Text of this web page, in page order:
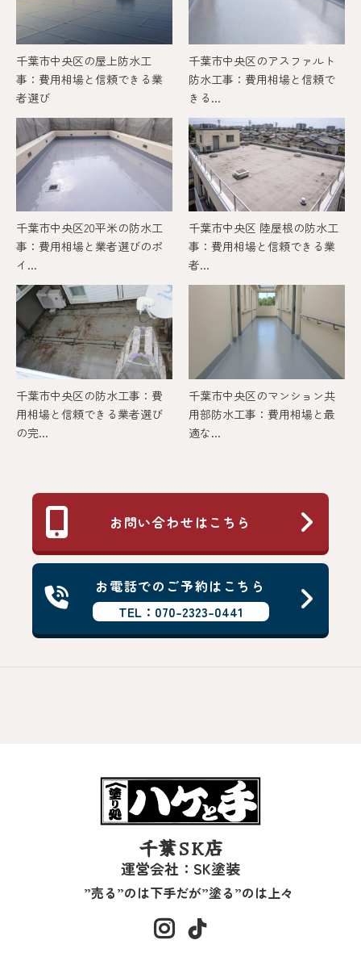
千葉市中央区の屋上防水工
事：費用相場と信頼できる業
者選び
千葉市中央区のアスファルト
防水工事：費用相場と信頼で
きる...
千葉市中央区20平米の防水工
事：費用相場と業者選びのポ
イ...
千葉市中央区 陸屋根の防水工
事：費用相場と信頼できる業
者...
千葉市中央区の防水工事：費
用相場と信頼できる業者選び
の完...
千葉市中央区のマンション共
用部防水工事：費用相場と最
適な...
お問い合わせはこちら
お電話でのご予約はこちら
TEL：070-2323-0441
千葉SK店
運営会社：SK塗装
”売る”のは下手だが”塗る”のは上々